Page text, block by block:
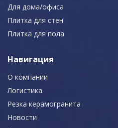
Для дома/офиса
Плитка для стен
Плитка для пола
Навигация
О компании
Логистика
Резка керамогранита
Новости